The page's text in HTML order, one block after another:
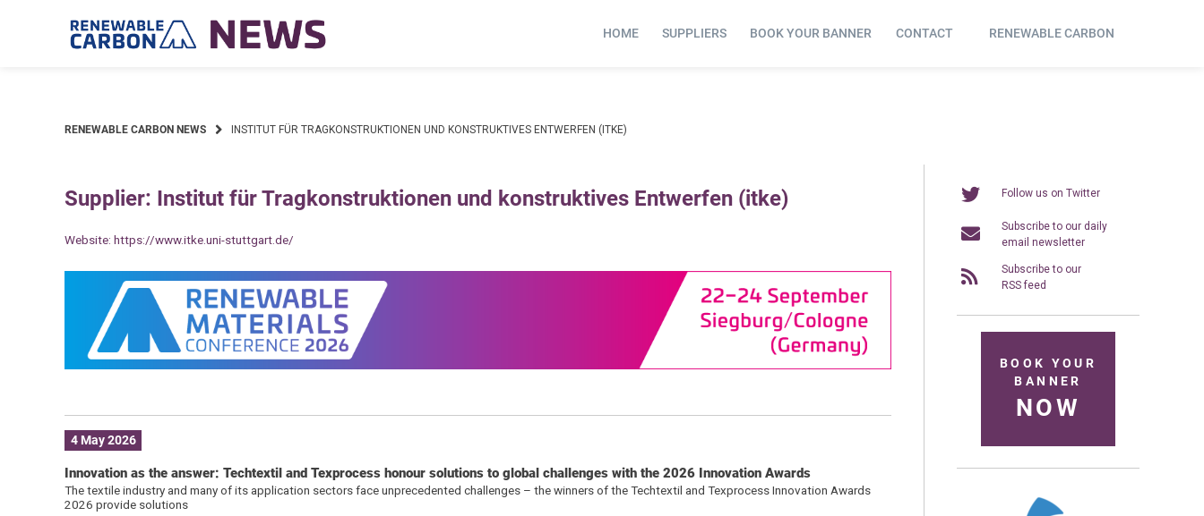
HOME SUPPLIERS BOOK YOUR BANNER CONTACT RENEWABLE CARBON
RENEWABLE CARBON NEWS INSTITUT FÜR TRAGKONSTRUKTIONEN UND KONSTRUKTIVES ENTWERFEN (ITKE)
Supplier: Institut für Tragkonstruktionen und konstruktives Entwerfen (itke)
Website: https://www.itke.uni-stuttgart.de/
4 May 2026
Innovation as the answer: Techtextil and Texprocess honour solutions to global challenges with the 2026 Innovation Awards
The textile industry and many of its application sectors face unprecedented challenges – the winners of the Techtextil and Texprocess Innovation Awards
2026 provide solutions
Follow us on Twitter
Subscribe to our daily
email newsletter
Subscribe to our
RSS feed
BOOK YOUR
BANNER
NOW